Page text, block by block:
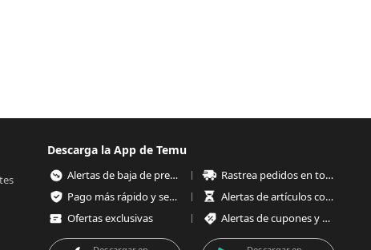
Descarga la App de Temu
Alertas de baja de precios
Rastrea pedidos en todo momento
Pago más rápido y seguro
Alertas de artículos con poco stock
Ofertas exclusivas
Alertas de cupones y ofertas